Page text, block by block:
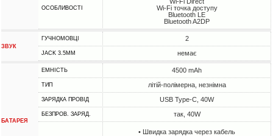
ОСОБЛИВОСТІ
Wi-Fi точка доступу
Bluetooth LE
Bluetooth A2DP
ЗВУК
ГУЧНОМОВЦІ 2
JACK 3.5MM немає
БАТАРЕЯ
ЕМНІСТЬ 4500 mAh
ТИП літій-полімерна, незнімна
ЗАРЯДКА ПРОВІД USB Type-C, 40W
БЕЗПРОВ. ЗАРЯД. так, 40W
• Швидка зарядка через кабель